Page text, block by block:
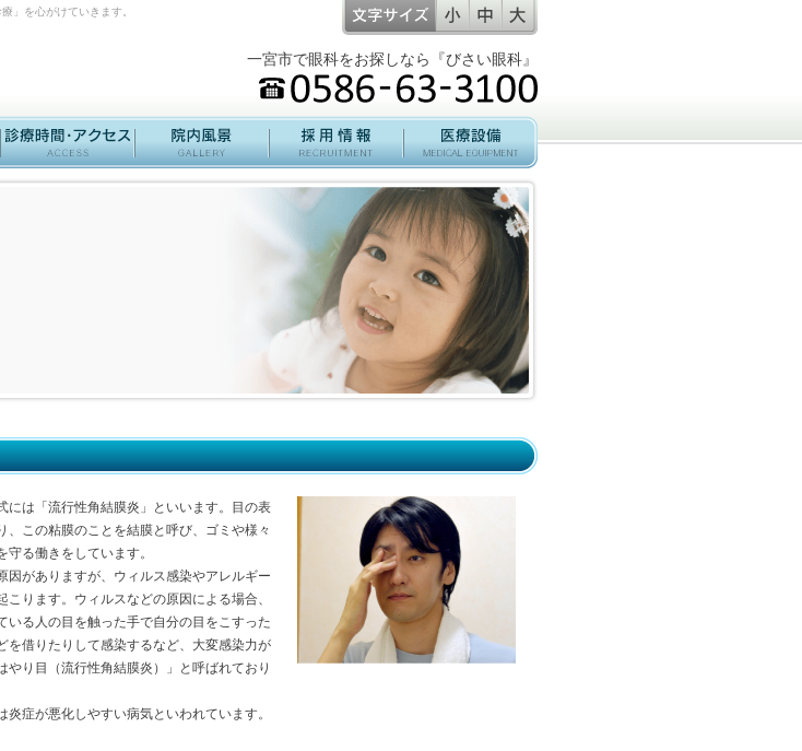
」を心がけていきます。
一宮市で眼科をお探しなら『びさい眼科』
には「流行性角結膜炎」といいます。目の表
、この粘膜のことを結膜と呼び、ゴミや様々
守る働きをしています。
因がありますが、ウィルス感染やアレルギー
こります。ウィルスなどの原因による場合、
いる人の目を触った手で自分の目をこすった
を借りたりして感染するなど、大変感染力が
やり目（流行性角結膜炎）」と呼ばれており
炎症が悪化しやすい病気といわれています。